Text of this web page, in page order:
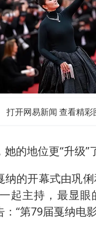
打开网易新闻 查看精彩
的地位更“升级”
纳的开幕式由巩
起主持，最显眼
：“第79届戛纳电